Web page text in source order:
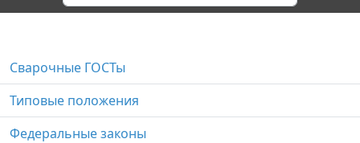
Сварочные ГОСТы
Типовые положения
Федеральные законы